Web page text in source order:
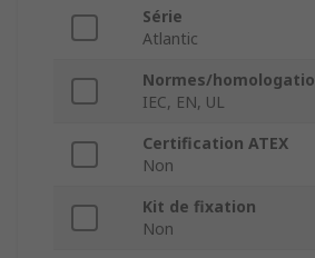
Série
Atlantic
Normes/
IEC, EN, UL
Certification ATEX
Non
Kit de fixation
Non